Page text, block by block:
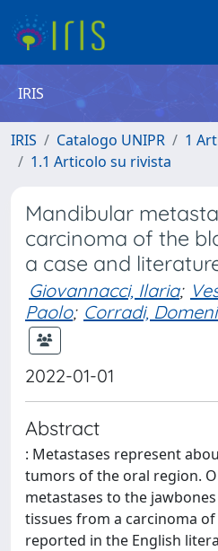
IRIS
IRIS Catalogo UNIPR
1
1.1 Articolo su rivista
Mandibular
carcinoma of the
a case and
Giovannacci, Ilaria;
Paolo; Corradi,
2022-01-01
Abstract
: Metastases represent
tumors of the oral region.
metastases to the
tissues from a carcinoma
reported in the English